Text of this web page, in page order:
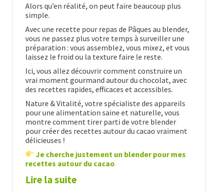
Alors qu’en réalité, on peut faire beaucoup plus
simple.
Avec une recette pour repas de Pâques au blender,
vous ne passez plus votre temps à surveiller une
préparation : vous assemblez, vous mixez, et vous
laissez le froid ou la texture faire le reste.
Ici, vous allez découvrir comment construire un
vrai moment gourmand autour du chocolat, avec
des recettes rapides, efficaces et accessibles.
Nature & Vitalité, votre spécialiste des appareils
pour une alimentation saine et naturelle, vous
montre comment tirer parti de votre blender
pour créer des recettes autour du cacao vraiment
délicieuses !
Je cherche justement un blender pour mes
recettes autour du cacao
Lire la suite